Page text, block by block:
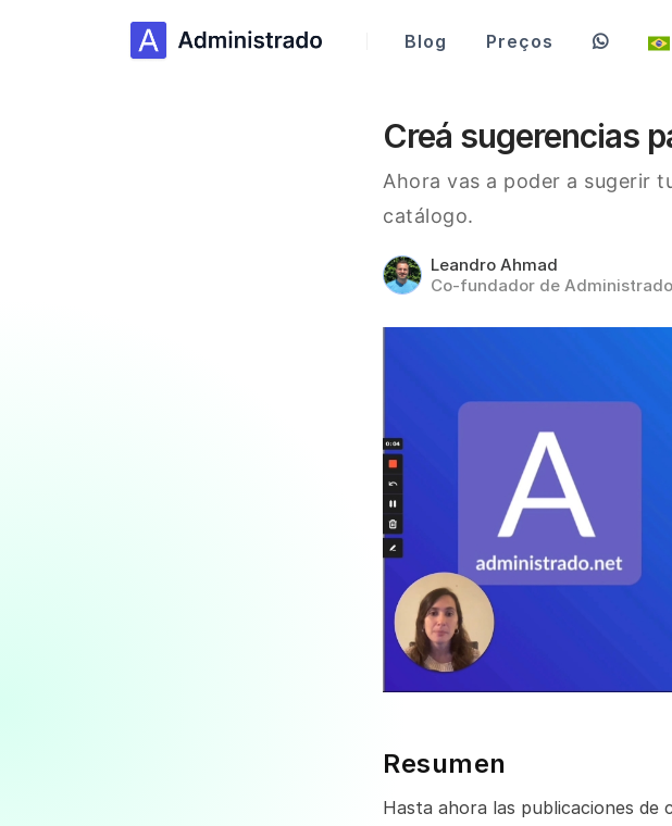
Blog Preços
Creá sugerencias
Ahora vas a poder a sugerir
catálogo.
Leandro Ahmad
Co-fundador de Administrado
Resumen
Hasta ahora las publicaciones de